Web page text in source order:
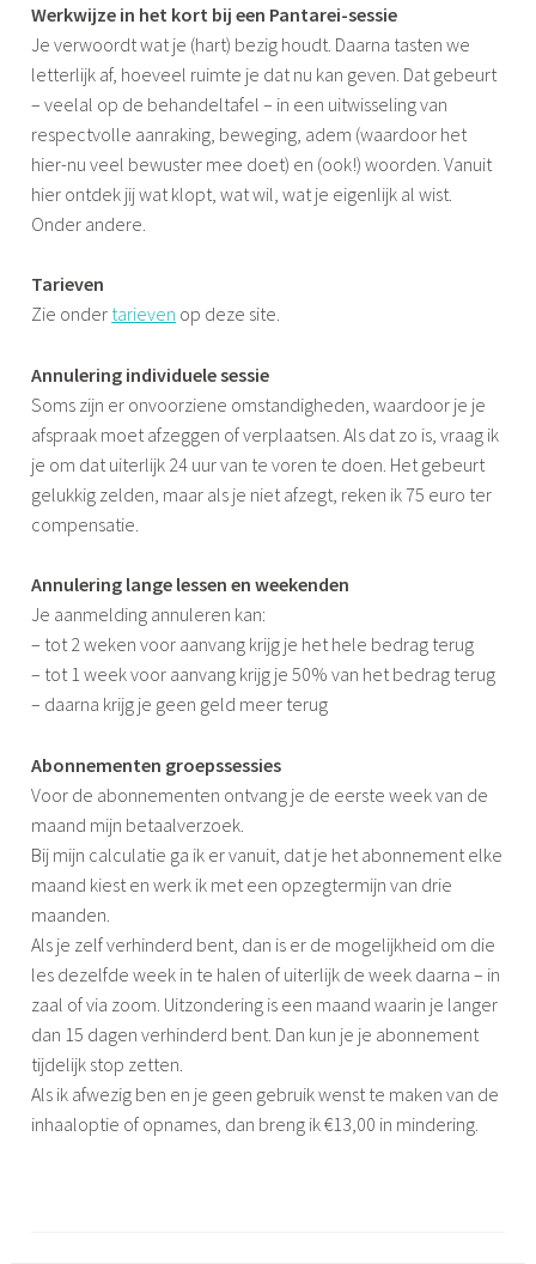
Werkwijze in het kort bij een Pantarei-sessie
Je verwoordt wat je (hart) bezig houdt. Daarna tasten we
letterlijk af, hoeveel ruimte je dat nu kan geven. Dat gebeurt
– veelal op de behandeltafel – in een uitwisseling van
respectvolle aanraking, beweging, adem (waardoor het
hier-nu veel bewuster mee doet) en (ook!) woorden. Vanuit
hier ontdek jij wat klopt, wat wil, wat je eigenlijk al wist.
Onder andere.
Tarieven
Zie onder tarieven op deze site.
Annulering individuele sessie
Soms zijn er onvoorziene omstandigheden, waardoor je je
afspraak moet afzeggen of verplaatsen. Als dat zo is, vraag ik
je om dat uiterlijk 24 uur van te voren te doen. Het gebeurt
gelukkig zelden, maar als je niet afzegt, reken ik 75 euro ter
compensatie.
Annulering lange lessen en weekenden
Je aanmelding annuleren kan:
– tot 2 weken voor aanvang krijg je het hele bedrag terug
– tot 1 week voor aanvang krijg je 50% van het bedrag terug
– daarna krijg je geen geld meer terug
Abonnementen groepssessies
Voor de abonnementen ontvang je de eerste week van de
maand mijn betaalverzoek.
Bij mijn calculatie ga ik er vanuit, dat je het abonnement elke
maand kiest en werk ik met een opzegtermijn van drie
maanden.
Als je zelf verhinderd bent, dan is er de mogelijkheid om die
les dezelfde week in te halen of uiterlijk de week daarna – in
zaal of via zoom. Uitzondering is een maand waarin je langer
dan 15 dagen verhinderd bent. Dan kun je je abonnement
tijdelijk stop zetten.
Als ik afwezig ben en je geen gebruik wenst te maken van de
inhaaloptie of opnames, dan breng ik €13,00 in mindering.